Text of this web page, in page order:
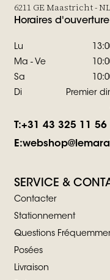
6211 GE Maastricht - NL
Horaires d'ouverture
Lu
Ma - Ve
Sa
Di
Premier
T:+31 43 325 11 56
E:
SERVICE &
Contacter
Stationnement
Questions
Posées
Livraison